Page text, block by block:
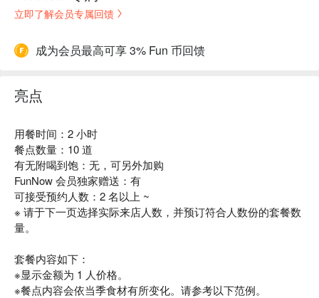
立即了解会员专属回馈
成为会员最高可享 3% Fun 币回馈
亮点
用餐时间：2 小时
餐点数量：10 道
有无附喝到饱：无，可另外加购
FunNow 会员独家赠送：有
可接受预约人数：2 名以上 ~
※ 请于下一页选择实际来店人数，并预订符合人数份的套餐数
量。
套餐内容如下：
※显示金额为 1 人价格。
※餐点内容会依当季食材有所变化。请参考以下范例。